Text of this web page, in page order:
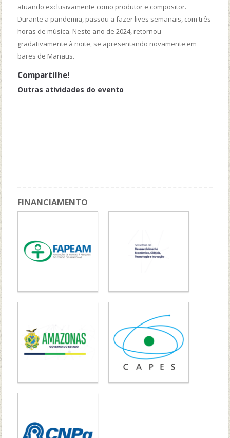
atuando exclusivamente como produtor e compositor.
Durante a pandemia, passou a fazer lives semanais, com três
horas de música. Neste ano de 2024, retornou
gradativamente à noite, se apresentando novamente em
bares de Manaus.
Compartilhe!
Outras atividades do evento
FINANCIAMENTO